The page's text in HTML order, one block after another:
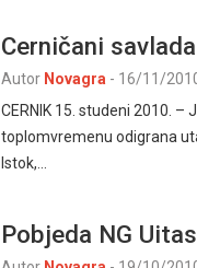
Cerničani
Autor Novagra - 16/11/
CERNIK 15. studeni 2010. –
toplomvremenu odigrana
Istok,…
Pobjeda NG